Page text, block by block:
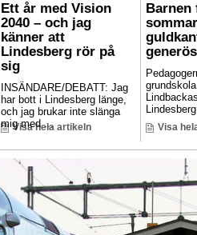
Ett år med Vision
2040 – och jag
känner att
Lindesberg rör på
sig
INSÄNDARE/DEBATT: Jag
har bott i Lindesberg länge,
och jag brukar inte slänga
mig med ...
Visa hela artikeln
Barnen
Visa